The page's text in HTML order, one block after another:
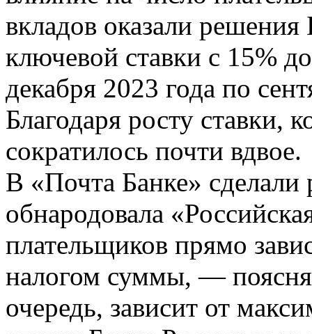
вкладов оказали
ключевой ставки с 15%
декабря 2023 года по
Благодаря росту ставки,
сократилось почти вдвое.
В «Почта Банке» сделали
обнародовала
плательщиков прямо
налогом суммы, —
очередь, зависит от